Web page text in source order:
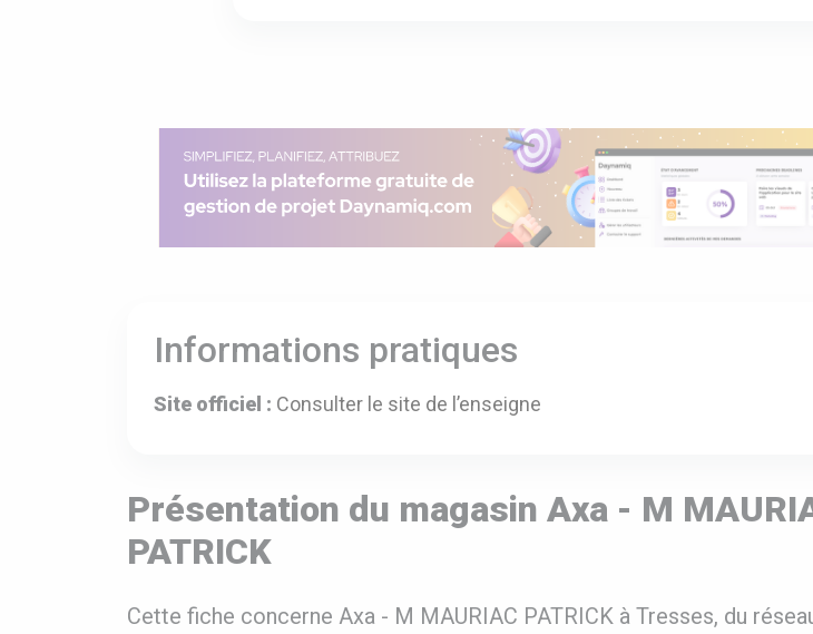
Informations pratiques
Site officiel : Consulter le site de l’enseigne
Présentation du magasin Axa - M
PATRICK
Cette fiche concerne Axa - M MAURIAC PATRICK à Tresses, du